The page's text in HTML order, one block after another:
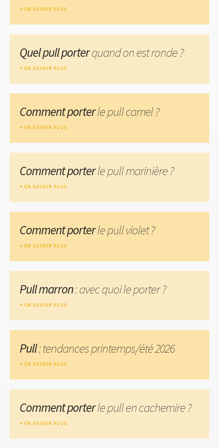
EN SAVOIR PLUS
Quel pull porterquand on est ronde ?
EN SAVOIR PLUS
Comment porterle pull camel ?
EN SAVOIR PLUS
Comment porterle pull marinière ?
EN SAVOIR PLUS
Comment porterle pull violet ?
EN SAVOIR PLUS
Pull marron: avec quoi le porter ?
EN SAVOIR PLUS
Pull: tendances printemps/été 2026
EN SAVOIR PLUS
Comment porterle pull en cachemire ?
EN SAVOIR PLUS